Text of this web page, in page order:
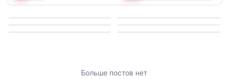
Больше постов нет